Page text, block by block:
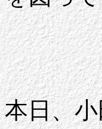
本日、